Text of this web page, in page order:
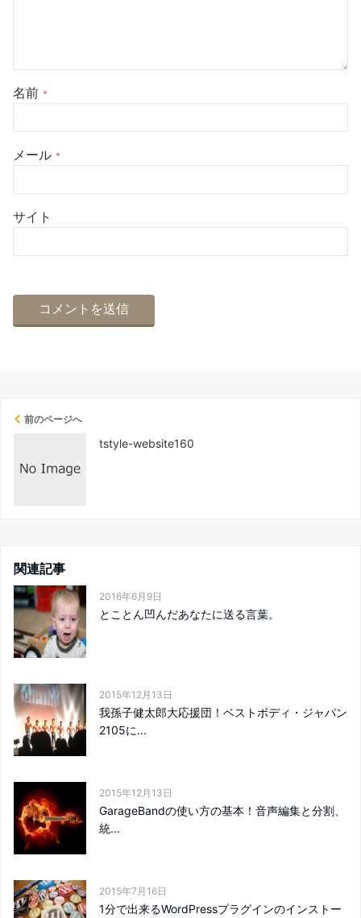
名前 *
メール *
サイト
前のページへ
tstyle-website160
関連記事
2016年6月9日
とことん凹んだあなたに送る言葉。
2015年12月13日
我孫子健太郎大応援団！ベストボディ・ジャパン
2105に...
2015年12月13日
GarageBandの使い方の基本！音声編集と分割、
統...
2015年7月16日
1分で出来るWordPressプラグインのインストー